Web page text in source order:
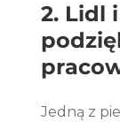
2. Lidl
Jedną z